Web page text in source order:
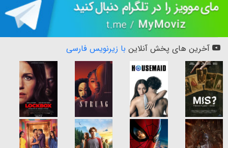
آخرین های پخش آنلاین با زیرنویس فارسی